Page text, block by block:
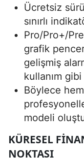
Ücretsiz
sınırlı
Pro/Pro+/
grafik
gelişmiş
kullanım
Böylece
modeli
KÜRESEL
NOKTASI